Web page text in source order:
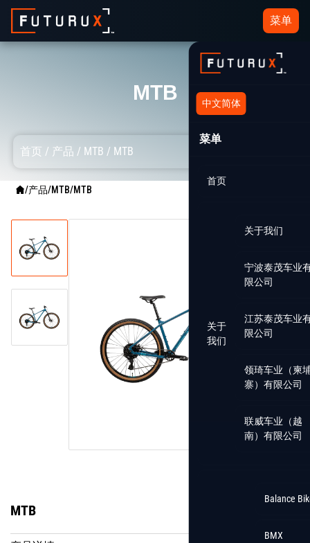
菜单
中文简体
菜单
首页
关于
我们
关于我们
宁波泰茂车业
限公司
江苏泰茂车业
限公司
领琦车业（柬
寨）有限公司
联威车业（越
南）有限公司
Balance
BMX
MTB
首页 / 产品 / MTB / MTB
/产品/MTB/MTB
MTB